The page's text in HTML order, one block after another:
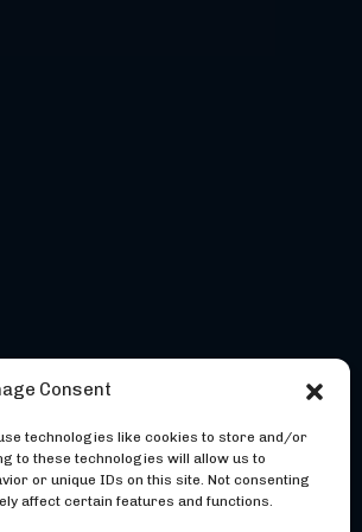
Consent
technologies like cookies to store and/or
to these technologies will allow us to
or unique IDs on this site. Not consenting
affect certain features and functions.